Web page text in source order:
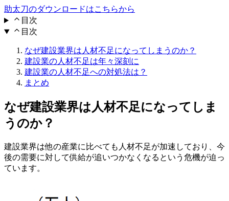
助太刀のダウンロードはこちらから
目次
目次
なぜ建設業界は人材不足になってしまうのか？
建設業の人材不足は年々深刻に
建設業の人材不足への対処法は？
まとめ
なぜ建設業界は人材不足になってしま
うのか？
建設業界は他の産業に比べても人材不足が加速しており、今
後の需要に対して供給が追いつかなくなるという危機が迫っ
ています。